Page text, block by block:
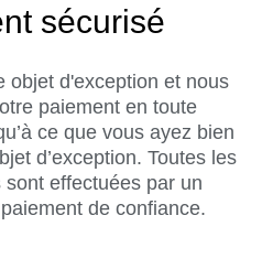
sécurisé
objet d'exception et nous
paiement en toute
ce que vous ayez bien
d’exception. Toutes les
sont effectuées par un
de confiance.